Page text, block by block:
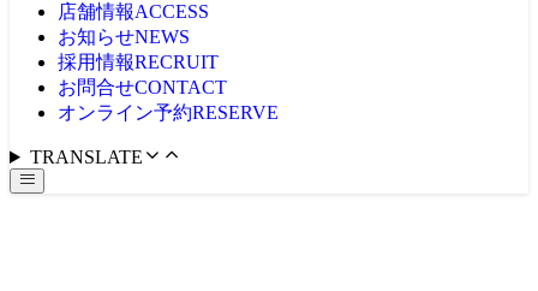
店舗情報ACCESS
お知らせNEWS
採用情報RECRUIT
お問合せCONTACT
オンライン予約RESERVE
TRANSLATE